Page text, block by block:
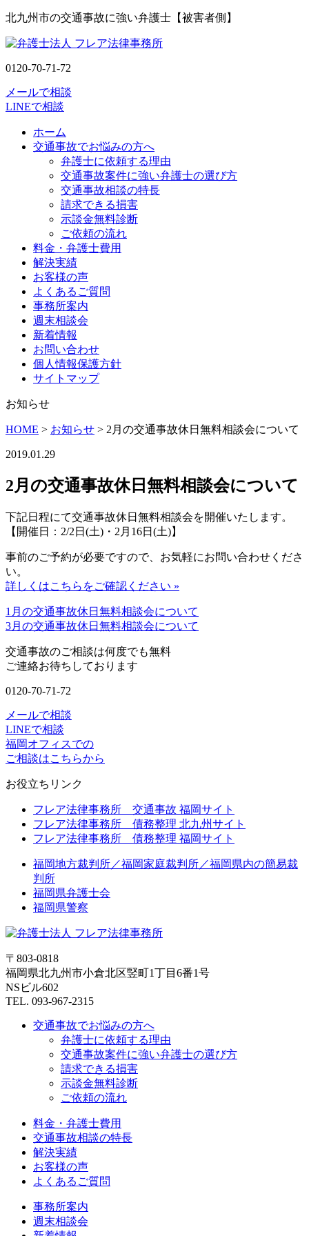
北九州市の交通事故に強い弁護士【被害者側】
0120-70-71-72
メールで相談
LINEで相談
ホーム
交通事故でお悩みの方へ
弁護士に依頼する理由
交通事故案件に強い弁護士の選び方
交通事故相談の特長
請求できる損害
示談金無料診断
ご依頼の流れ
料金・弁護士費用
解決実績
お客様の声
よくあるご質問
事務所案内
週末相談会
新着情報
お問い合わせ
個人情報保護方針
サイトマップ
お知らせ
HOME > お知らせ > 2月の交通事故休日無料相談会について
2019.01.29
2月の交通事故休日無料相談会について
下記日程にて交通事故休日無料相談会を開催いたします。
【開催日：2/2日(土)・2月16日(土)】
事前のご予約が必要ですので、お気軽にお問い合わせくださ
い。
詳しくはこちらをご確認ください »
1月の交通事故休日無料相談会について
3月の交通事故休日無料相談会について
交通事故のご相談は何度でも無料
ご連絡お待ちしております
0120-70-71-72
メールで相談
LINEで相談
福岡オフィスでの
ご相談はこちらから
お役立ちリンク
フレア法律事務所 交通事故 福岡サイト
フレア法律事務所 債務整理 北九州サイト
フレア法律事務所 債務整理 福岡サイト
福岡地方裁判所／福岡家庭裁判所／福岡県内の簡易裁
判所
福岡県弁護士会
福岡県警察
〒803-0818
福岡県北九州市小倉北区竪町1丁目6番1号
NSビル602
TEL. 093-967-2315
交通事故でお悩みの方へ
弁護士に依頼する理由
交通事故案件に強い弁護士の選び方
請求できる損害
示談金無料診断
ご依頼の流れ
料金・弁護士費用
交通事故相談の特長
解決実績
お客様の声
よくあるご質問
事務所案内
週末相談会